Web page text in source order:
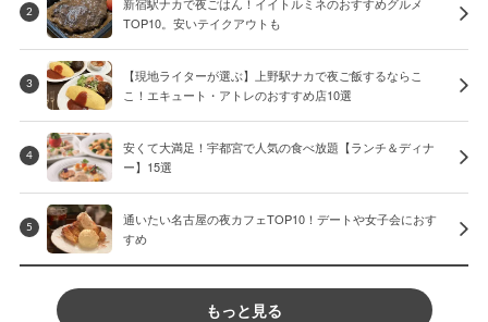
2
新宿駅ナカで夜ごはん！イイトルミネのおすすめグルメ
TOP10。安いテイクアウトも
3
【現地ライターが選ぶ】上野駅ナカで夜ご飯するならこ
こ！エキュート・アトレのおすすめ店10選
4
安くて大満足！宇都宮で人気の食べ放題【ランチ＆ディナ
ー】15選
5
通いたい名古屋の夜カフェTOP10！デートや女子会におす
すめ
もっと見る